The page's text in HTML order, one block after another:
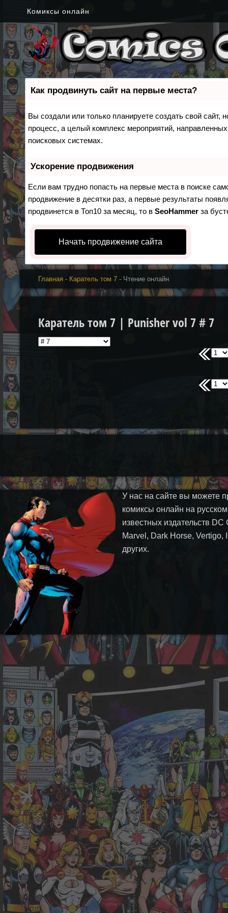
Комиксы онлайн
Как продвинуть сайт на первые места?
Вы создали или только планируете создать свой сайт,
процесс, а целый комплекс мероприятий,
поисковых системах.
Ускорение продвижения
Если вам трудно попасть на первые места в поиске
продвижение в десятки раз, а первые результаты
продвинется в Топ10 за месяц, то вSeoHammer за
Начать продвижение сайта
Главная - Каратель том 7 - Чтение онлайн
Каратель том 7 | Punisher vol 7 # 7
У нас на сайте вы можете
комиксы онлайн на
известных издательств DC
Marvel, Dark Horse, Vertigo,
других.